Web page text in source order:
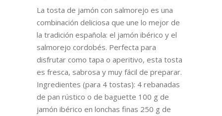
La tosta de jamón con salmorejo es una
combinación deliciosa que une lo mejor de
la tradición española: el jamón ibérico y el
salmorejo cordobés. Perfecta para
disfrutar como tapa o aperitivo, esta tosta
es fresca, sabrosa y muy fácil de preparar.
Ingredientes (para 4 tostas): 4 rebanadas
de pan rústico o de baguette 100 g de
jamón ibérico en lonchas finas 250 g de